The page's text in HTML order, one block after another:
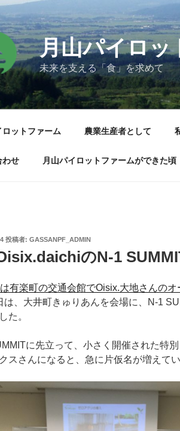
月山パイロッ
未来を支える「食」を求めて
ロットファーム 農業生産者として
わせ 月山パイロットファームができた頃
投稿者: GASSANPF_ADMIN
のN-1
有楽町の交通会館でOisix.大地さんのオ
は、大井町きゅりあんを会場に、N-1
た。
に先立って、小さく開催された特
スさんになると、急に片仮名が増えてい